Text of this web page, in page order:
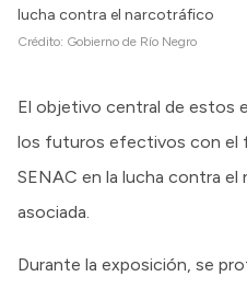
lucha contra el narcotráfico
Crédito: Gobierno de Río Negro
El objetivo central de estos
los futuros efectivos con el
SENAC en la lucha contra el
asociada.
Durante la exposición, se